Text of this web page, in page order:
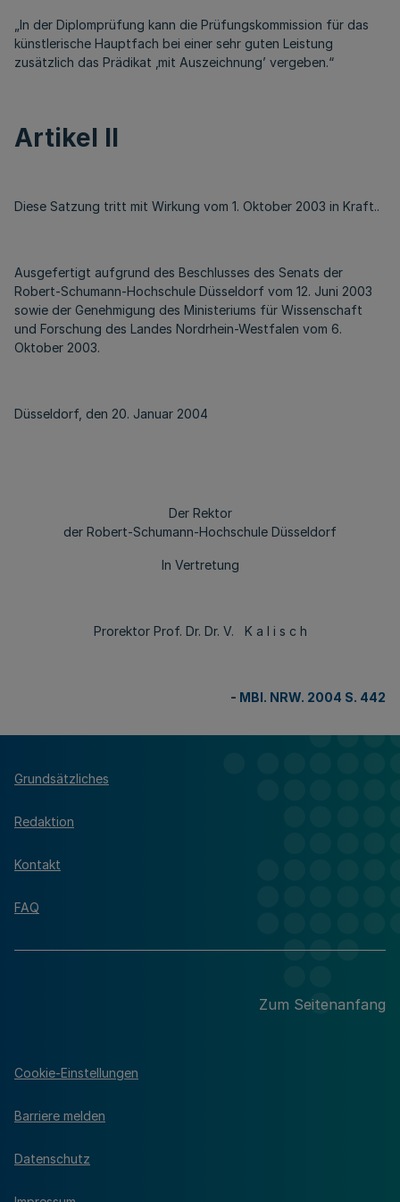
„In der Diplomprüfung kann die Prüfungskommission für das
künstlerische Hauptfach bei einer sehr guten Leistung
zusätzlich das Prädikat ‚mit Auszeichnung’ vergeben.“
Artikel II
Diese Satzung tritt mit Wirkung vom 1. Oktober 2003 in Kraft..
Ausgefertigt aufgrund des Beschlusses des Senats der
Robert-Schumann-Hochschule Düsseldorf vom 12. Juni 2003
sowie der Genehmigung des Ministeriums für Wissenschaft
und Forschung des Landes Nordrhein-Westfalen vom 6.
Oktober 2003.
Düsseldorf, den 20. Januar 2004
Der Rektor
der Robert-Schumann-Hochschule Düsseldorf
In Vertretung
Prorektor Prof. Dr. Dr. V. K a l i s c h
- MBl. NRW. 2004 S. 442
Grundsätzliches
Redaktion
Kontakt
FAQ
Zum Seitenanfang
Cookie-Einstellungen
Barriere melden
Datenschutz